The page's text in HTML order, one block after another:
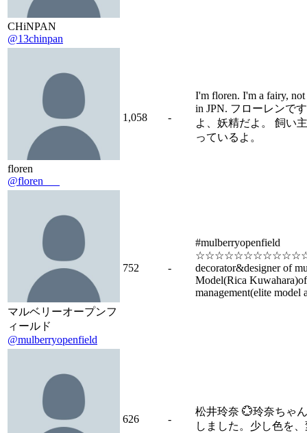
CHiNPAN
@13chinpan
floren
@floren___
1,058 -
I'm floren. I'm a fairy,
in JPN. フローレンで
よ、妖精だよ。 飼い
っているよ。
マルベリーオープンフ
ィールド
@mulberryopenfield
752 -
#mulberryopenfield
decorator&designer of
Model(Rica
management(elite model
626 -
松井玲奈 💮玲奈ちゃ
しました。少し色を